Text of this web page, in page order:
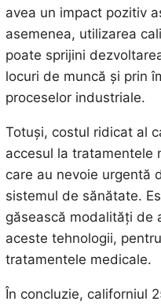
avea un impact pozitiv
asemenea, utilizarea
poate sprijini
locuri de muncă și prin
proceselor industriale.
Totuși, costul ridicat al
accesul la tratamentele
care au nevoie urgentă
sistemul de sănătate.
găsească modalități de
aceste tehnologii,
tratamentele medicale.
În concluzie, californiul